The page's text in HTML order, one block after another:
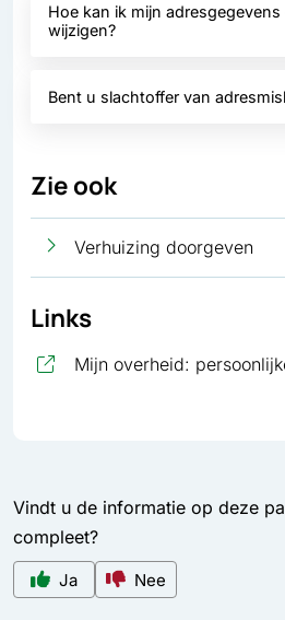
Hoe kan ik mijn
wijzigen?
Bent u slachtoffer van
Zie ook
Verhuizing doorgeven
Links
Mijn overheid:
Vindt u de informatie op deze
compleet?
Ja Nee